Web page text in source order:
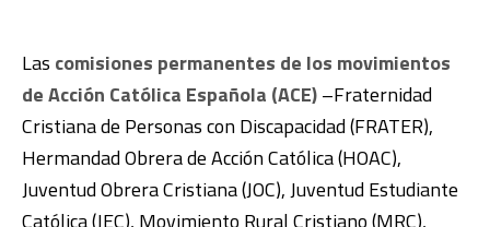
Las comisiones permanentes de los movimientos
de Acción Católica Española (ACE)–Fraternidad
Cristiana de Personas con Discapacidad (FRATER),
Hermandad Obrera de Acción Católica (HOAC),
Juventud Obrera Cristiana (JOC), Juventud Estudiante
Católica (JEC), Movimiento Rural Cristiano (MRC),